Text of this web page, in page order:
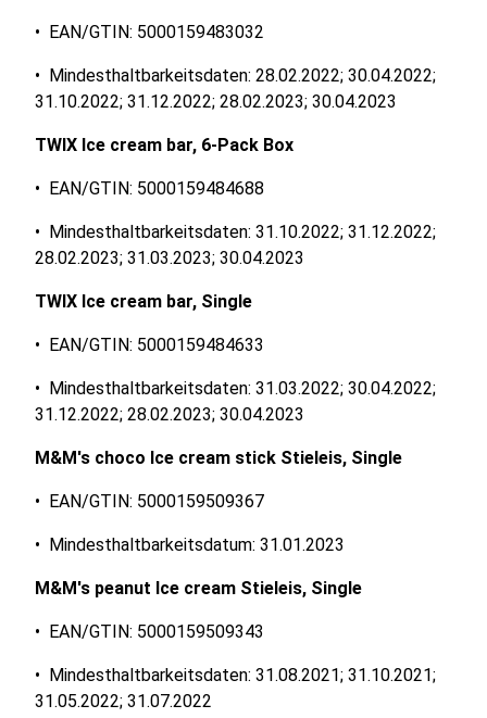
• EAN/GTIN: 5000159483032
• Mindesthaltbarkeitsdaten: 28.02.2022; 30.04.2022;
31.10.2022; 31.12.2022; 28.02.2023; 30.04.2023
TWIX Ice cream bar, 6-Pack Box
• EAN/GTIN: 5000159484688
• Mindesthaltbarkeitsdaten: 31.10.2022; 31.12.2022;
28.02.2023; 31.03.2023; 30.04.2023
TWIX Ice cream bar, Single
• EAN/GTIN: 5000159484633
• Mindesthaltbarkeitsdaten: 31.03.2022; 30.04.2022;
31.12.2022; 28.02.2023; 30.04.2023
M&M's choco Ice cream stick Stieleis, Single
• EAN/GTIN: 5000159509367
• Mindesthaltbarkeitsdatum: 31.01.2023
M&M's peanut Ice cream Stieleis, Single
• EAN/GTIN: 5000159509343
• Mindesthaltbarkeitsdaten: 31.08.2021; 31.10.2021;
31.05.2022; 31.07.2022